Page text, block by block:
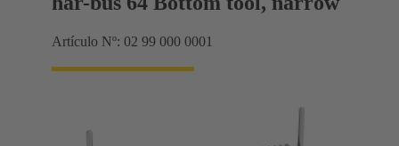
Artículo Nº: 02 99 000 0001